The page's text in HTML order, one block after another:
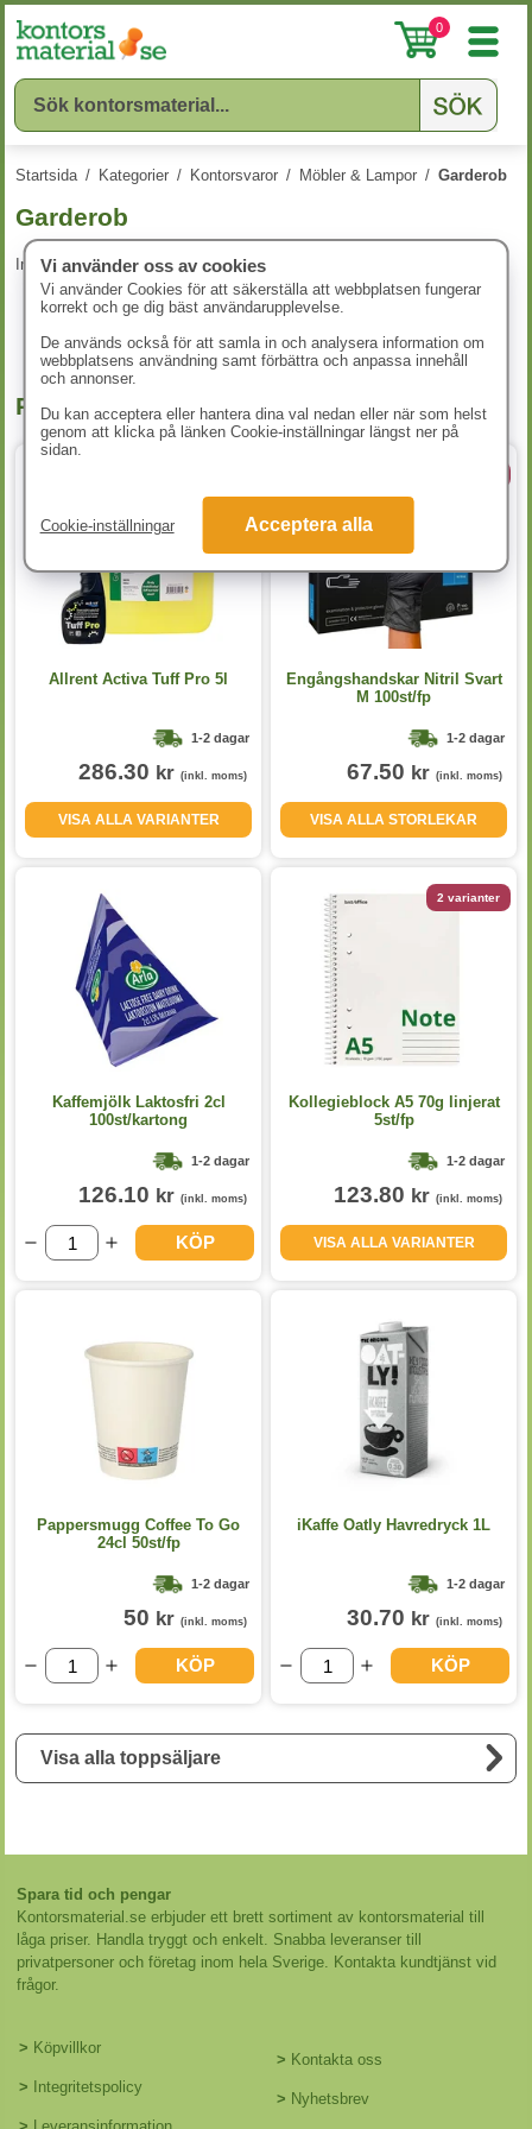
0
Startsida / Kategorier / Kontorsvaror / Möbler & Lampor / Garderob
Garderob
Inga produkter att visa.
Populära produkter
Allrent Activa Tuff Pro 5l
1-2 dagar
286.30 kr (inkl. moms)
VISA ALLA VARIANTER
Engångshandskar Nitril Svart
M 100st/fp
1-2 dagar
67.50 kr (inkl. moms)
VISA ALLA STORLEKAR
Kaffemjölk Laktosfri 2cl
100st/kartong
1-2 dagar
126.10 kr (inkl. moms)
KÖP
2 varianter
Kollegieblock A5 70g linjerat
5st/fp
1-2 dagar
123.80 kr (inkl. moms)
VISA ALLA VARIANTER
Pappersmugg Coffee To Go
24cl 50st/fp
1-2 dagar
50 kr (inkl. moms)
KÖP
iKaffe Oatly Havredryck 1L
1-2 dagar
30.70 kr (inkl. moms)
KÖP
Visa alla toppsäljare
Spara tid och pengar
Kontorsmaterial.se erbjuder ett brett sortiment av kontorsmaterial till
låga priser. Handla tryggt och enkelt. Snabba leveranser till
privatpersoner och företag inom hela Sverige. Kontakta kundtjänst vid
frågor.
> Köpvillkor
> Integritetspolicy
> Kontakta oss
> Nyhetsbrev
Vi använder oss av cookies
Vi använder Cookies för att säkerställa att webbplatsen fungerar
korrekt och ge dig bäst användarupplevelse.
De används också för att samla in och analysera information om
webbplatsens användning samt förbättra och anpassa innehåll
och annonser.
Du kan acceptera eller hantera dina val nedan eller när som helst
genom att klicka på länken Cookie-inställningar längst ner på
sidan.
Cookie-inställningar Acceptera alla